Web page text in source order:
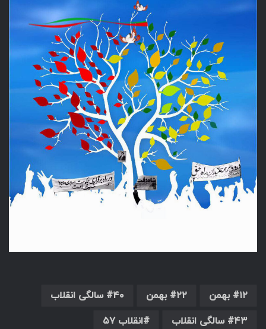
۱۲ بهمن ۲۲ بهمن
۴۰ سالگی انقلاب
۴۳ سالگی انقلاب
انقلاب ۵۷